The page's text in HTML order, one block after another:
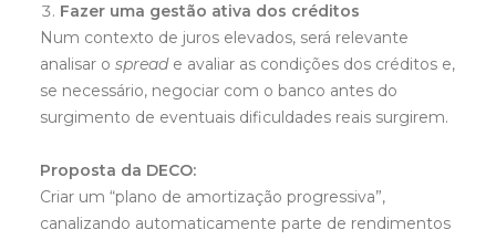
Fazer uma gestão ativa dos créditos
Num contexto de juros elevados, será relevante
analisar o spread e avaliar as condições dos créditos e,
se necessário, negociar com o banco antes do
surgimento de eventuais dificuldades reais surgirem.
Proposta da DECO:
Criar um “plano de amortização progressiva”,
canalizando automaticamente parte de rendimentos